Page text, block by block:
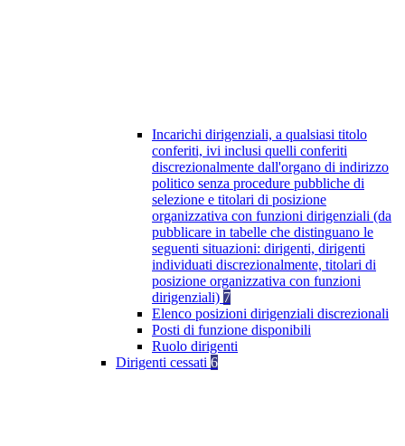
Incarichi dirigenziali, a qualsiasi titolo
conferiti, ivi inclusi quelli conferiti
discrezionalmente dall'organo di indirizzo
politico senza procedure pubbliche di
selezione e titolari di posizione
organizzativa con funzioni dirigenziali (da
pubblicare in tabelle che distinguano le
seguenti situazioni: dirigenti, dirigenti
individuati discrezionalmente, titolari di
posizione organizzativa con funzioni
dirigenziali) 7
Elenco posizioni dirigenziali discrezionali
Posti di funzione disponibili
Ruolo dirigenti
Dirigenti cessati 6